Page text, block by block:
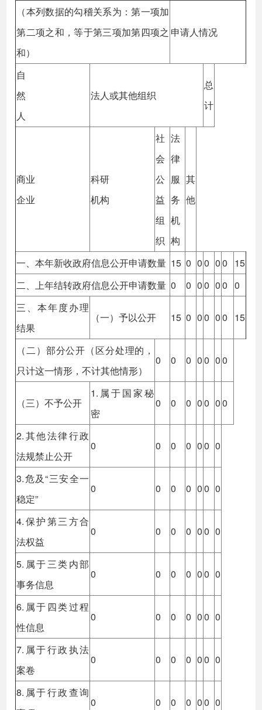
（本列数据的勾稽关系为：第一项加
第二项之和，等于第三项加第四项之
和）
申请人情况
自
然
人
法人或其他组织
总
计
商业
企业
科研
机构
社
会
公
益
组
织
法
律
服
务
机
构
其
他
一、本年新收政府信息公开申请数量 15 0 00 00
15
二、上年结转政府信息公开申请数量 0 0 00 00 0
三、本年度办理
结果
（一）予以公开 15 0 00 00 15
（二）部分公开（区分处理的，
只计这一情形，不计其他情形）
0 0 0 00 00
（三）不予公开
1.属于国家秘
密
0 0 0 00 00
2.其他法律行政
法规禁止公开
0 0 0 0 00 0
3.危及“三安全一
稳定”
0 0 0 0 00 0
4.保护第三方合
法权益
0 0 0 0 00 0
5.属于三类内部
事务信息
0 0 0 0 00 0
6.属于四类过程
性信息
0 0 0 0 00 0
7.属于行政执法
案卷
0 0 0 0 00 0
8.属于行政查询
0 0 0 0 00 0